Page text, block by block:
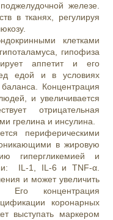
железе.
в тканях, регулируя
клетками
гипофиза
аппетит и его
едой и в условиях
баланса. Концентрация
и увеличивается
отрицательная
грелина и инсулина.
периферическими
в жировую
гипергликемией и
IL-1, IL-6 и TNF-α.
и может увеличить
Его концентрация
коронарных
выступать маркером